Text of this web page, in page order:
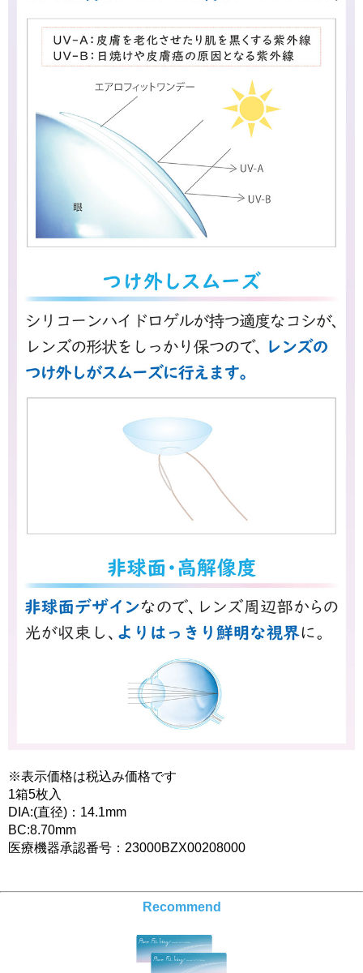
※表示価格は税込み価格です
1箱5枚入
DIA:(直径)：14.1mm
BC:8.70mm
医療機器承認番号：23000BZX00208000
Recommend